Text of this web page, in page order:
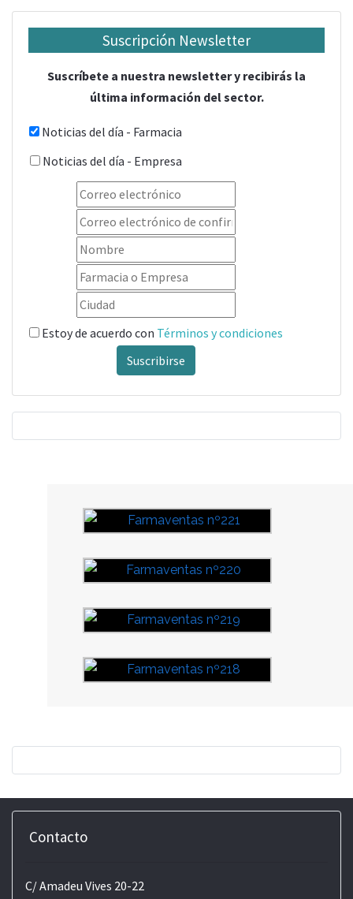
Suscripción Newsletter
Suscríbete a nuestra newsletter y recibirás la
última información del sector.
Noticias del día - Farmacia
Noticias del día - Empresa
Estoy de acuerdo con Términos y condiciones
Suscribirse
Contacto
C/ Amadeu Vives 20-22